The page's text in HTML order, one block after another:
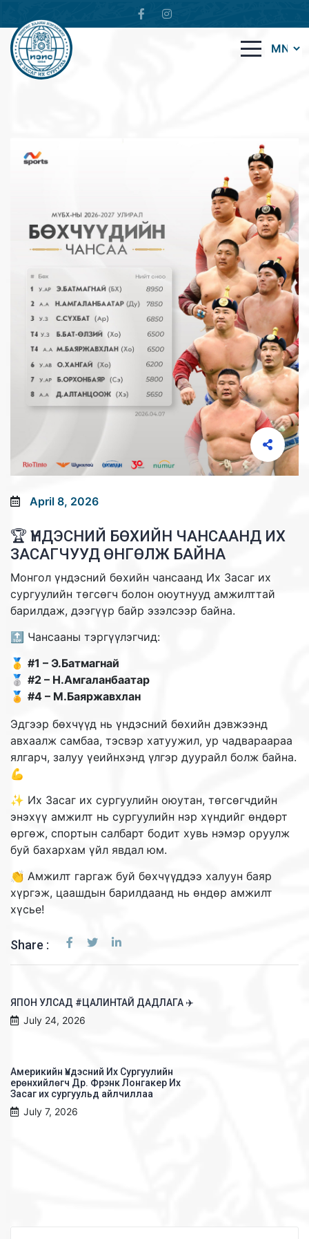
April 8, 2026
🏆 ҮНДЭСНИЙ БӨХИЙН ЧАНСААНД ИХ
ЗАСАГЧУУД ӨНГӨЛЖ БАЙНА
Монгол үндэсний бөхийн чансаанд Их Засаг их
сургуулийн төгсөгч болон оюутнууд амжилттай
барилдаж, дээгүүр байр эзэлсээр байна.
🔝 Чансааны тэргүүлэгчид:
🥇 #1 – Э.Батмагнай
🥈 #2 – Н.Амгаланбаатар
🏅 #4 – М.Баяржавхлан
Эдгээр бөхчүүд нь үндэсний бөхийн дэвжээнд
авхаалж самбаа, тэсвэр хатуужил, ур чадвараараа
ялгарч, залуу үеийнхэнд үлгэр дуурайл болж байна.
💪
✨ Их Засаг их сургуулийн оюутан, төгсөгчдийн
энэхүү амжилт нь сургуулийн нэр хүндийг өндөрт
өргөж, спортын салбарт бодит хувь нэмэр оруулж
буй бахархам үйл явдал юм.
👏 Амжилт гаргаж буй бөхчүүддээ халуун баяр
хүргэж, цаашдын барилдаанд нь өндөр амжилт
хүсье!
Share :
ЯПОН УЛСАД #ЦАЛИНТАЙ ДАДЛАГА ✈️
July 24, 2026
Америкийн Үндэсний Их Сургуулийн
ерөнхийлөгч Др. Фрэнк Лонгакер Их
Засаг их сургуульд айлчиллаа
July 7, 2026